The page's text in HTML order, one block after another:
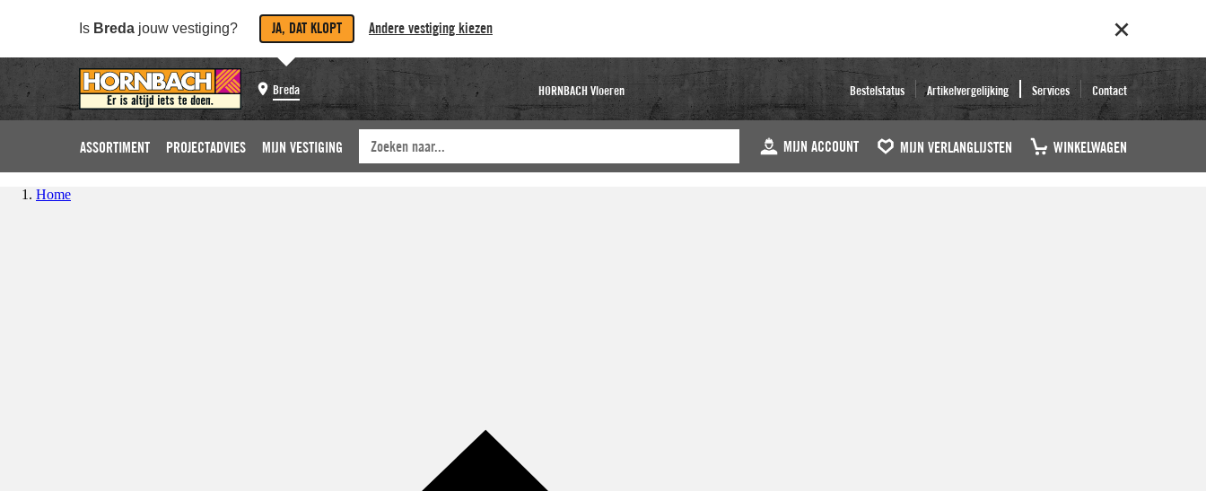
Is Breda jouw vestiging? JA, DAT KLOPT Andere vestiging kiezen
Breda HORNBACH Vloeren Bestelstatus Artikelvergelijking Services Contact
ASSORTIMENT PROJECTADVIES MIJN VESTIGING MIJN ACCOUNT MIJN VERLANGLIJSTEN WINKELWAGEN
Home